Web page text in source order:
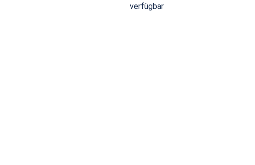
verfügbar